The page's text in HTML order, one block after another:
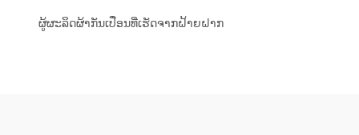
ຜູ້ຜະລິດຜ້າກັນເປື່ອນທີ່ເຮັດຈາກຝ້າຍຝາກ